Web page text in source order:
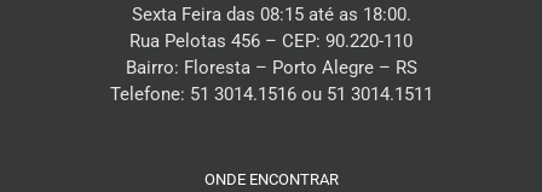
Sexta Feira das 08:15 até as 18:00.
Rua Pelotas 456 – CEP: 90.220-110
Bairro: Floresta – Porto Alegre – RS
Telefone: 51 3014.1516 ou 51 3014.1511
ONDE ENCONTRAR